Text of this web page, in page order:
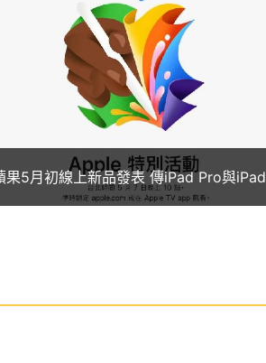
果5月初線上新品發表 傳iPad Pro與iPad